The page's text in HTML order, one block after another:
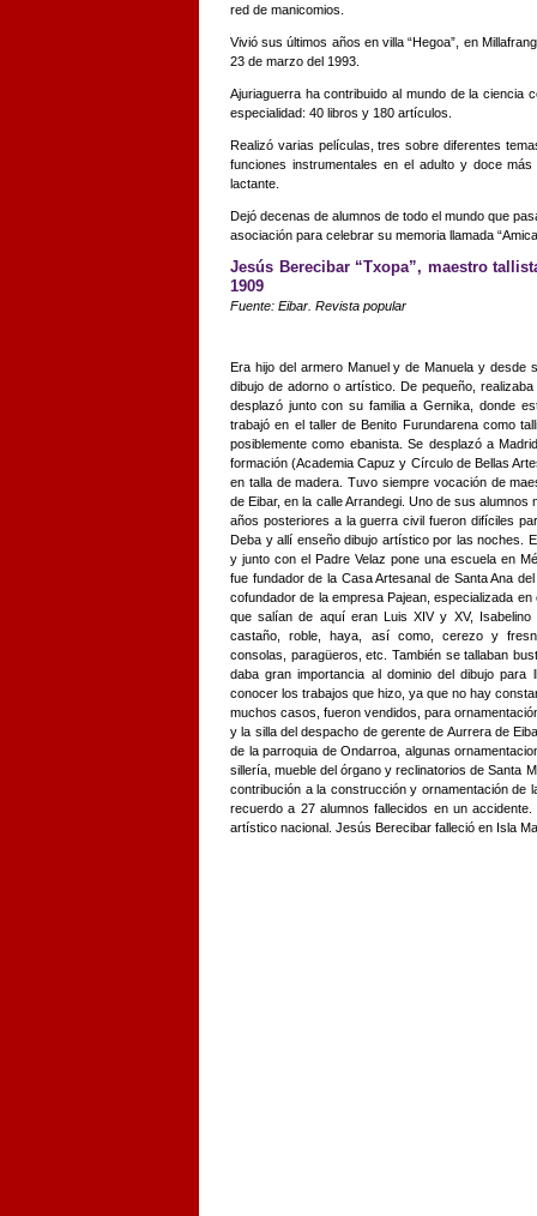
red de manicomios.
Vivió sus últimos años en villa “Hegoa”, en
23 de marzo del 1993.
Ajuriaguerra ha contribuido al mundo de la ciencia
especialidad: 40 libros y 180 artículos.
Realizó varias películas, tres sobre diferentes
funciones instrumentales en el adulto y doce
lactante.
Dejó decenas de alumnos de todo el mundo que
asociación para celebrar su memoria llamada
Jesús Berecibar “Txopa”, maestro
1909
Fuente: Eibar. Revista popular
Era hijo del armero Manuel y de Manuela y desde
dibujo de adorno o artístico. De pequeño,
desplazó junto con su familia a Gernika, donde
trabajó en el taller de Benito Furundarena como
posiblemente como ebanista. Se desplazó a
formación (Academia Capuz y Círculo de Bellas
en talla de madera. Tuvo siempre vocación de
de Eibar, en la calle Arrandegi. Uno de sus
años posteriores a la guerra civil fueron difíciles
Deba y allí enseño dibujo artístico por las noches.
y junto con el Padre Velaz pone una escuela en
fue fundador de la Casa Artesanal de Santa Ana
cofundador de la empresa Pajean, especializada
que salían de aquí eran Luis XIV y XV,
castaño, roble, haya, así como, cerezo y
consolas, paragüeros, etc. También se tallaban
daba gran importancia al dominio del dibujo
conocer los trabajos que hizo, ya que no hay
muchos casos, fueron vendidos, para
y la silla del despacho de gerente de Aurrera de
de la parroquia de Ondarroa, algunas
sillería, mueble del órgano y reclinatorios de Santa
contribución a la construcción y ornamentación de
recuerdo a 27 alumnos fallecidos en un
artístico nacional. Jesús Berecibar falleció en Isla